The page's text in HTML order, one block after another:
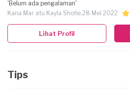
dapat terbantu untuk mencapai apa yang mereka
bergabung bersama kami di UIB INSTITUTE
'Belum ada pengalaman'
Kana Mar atu Kayla Shofie,28 Mei 2022
Lihat Profil
Tips